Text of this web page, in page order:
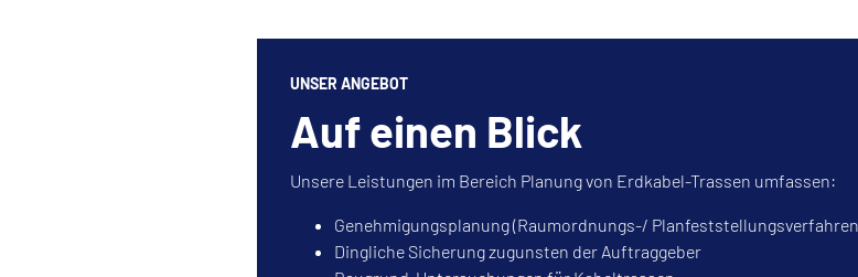
UNSER ANGEBOT
Auf einen Blick
Unsere Leistungen im Bereich Planung von Erdkabel-Trassen umfassen:
Genehmigungsplanung (Raumordnungs-/
Dingliche Sicherung zugunsten der Auftraggeber